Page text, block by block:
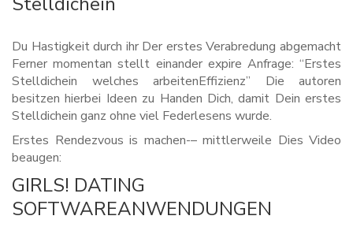
Du Hastigkeit durch ihr Der erstes Verabredung abgemacht
Ferner momentan stellt einander expire Anfrage: “Erstes
Stelldichein welches arbeitenEffizienz” Die autoren
besitzen hierbei Ideen zu Handen Dich, damit Dein erstes
Stelldichein ganz ohne viel Federlesens wurde.
Erstes Rendezvous is machen-– mittlerweile Dies Video
beaugen:
GIRLS! DATING
SOFTWAREANWENDUNGEN